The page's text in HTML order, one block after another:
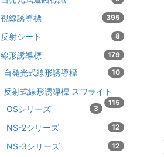
視線誘導標 395
反射シート 8
線形誘導標 179
自発光式線形誘導標 10
反射式線形誘導標 スワライト
115
OSシリーズ 3
NS-2シリーズ 12
NS-3シリーズ 12